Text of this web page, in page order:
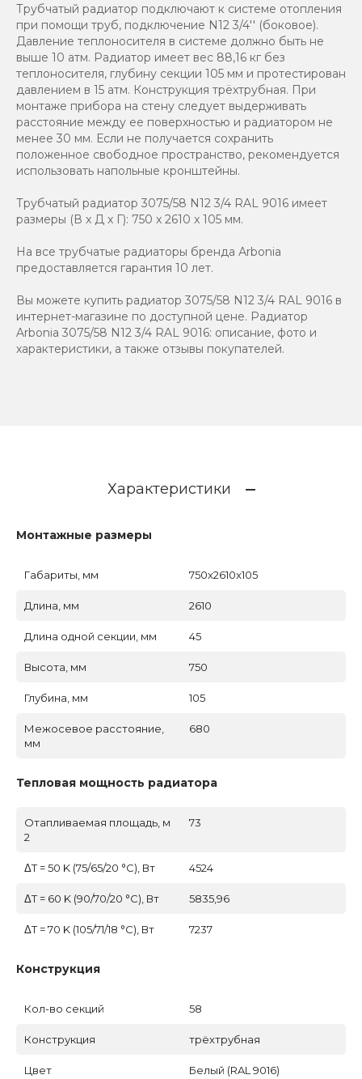
Трубчатый радиатор подключают к системе отопления
при помощи труб, подключение N12 3/4'' (боковое).
Давление теплоносителя в системе должно быть не
выше 10 атм. Радиатор имеет вес 88,16 кг без
теплоносителя, глубину секции 105 мм и протестирован
давлением в 15 атм. Конструкция трёхтрубная. При
монтаже прибора на стену следует выдерживать
расстояние между ее поверхностью и радиатором не
менее 30 мм. Если не получается сохранить
положенное свободное пространство, рекомендуется
использовать напольные кронштейны.
Трубчатый радиатор 3075/58 N12 3/4 RAL 9016 имеет
размеры (В x Д x Г): 750 x 2610 x 105 мм.
На все трубчатые радиаторы бренда Аrbonia
предоставляется гарантия 10 лет.
Вы можете купить радиатор 3075/58 N12 3/4 RAL 9016 в
интернет-магазине по доступной цене. Радиатор
Arbonia 3075/58 N12 3/4 RAL 9016: описание, фото и
характеристики, а также отзывы покупателей.
Характеристики
Монтажные размеры
Габариты, мм 750x2610x105
Длина, мм 2610
Длина одной секции, мм 45
Высота, мм 750
Глубина, мм 105
Межосевое расстояние,
мм
680
Тепловая мощность радиатора
Отапливаемая площадь, м
2
73
ΔT = 50 K (75/65/20 °C), Вт 4524
ΔT = 60 K (90/70/20 °C), Вт 5835,96
ΔT = 70 K (105/71/18 °C), Вт 7237
Конструкция
Кол-во секций 58
Конструкция трёхтрубная
Цвет Белый (RAL 9016)